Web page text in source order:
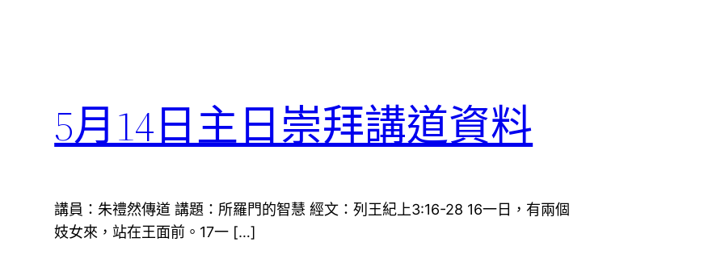
5月14日主日崇拜講道資料
講員：朱禮然傳道 講題：所羅門的智慧 經文：列王紀上3:16-28 16一日，有兩個
妓女來，站在王面前。17一 […]